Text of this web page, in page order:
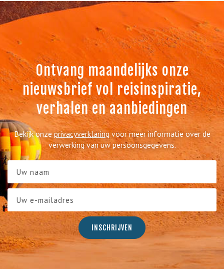
Ontvang maandelijks onze
nieuwsbrief vol reisinspiratie,
verhalen en aanbiedingen
Bekijk onzeprivacyverklaringvoor meer informatie over de
verwerking van uw persoonsgegevens.